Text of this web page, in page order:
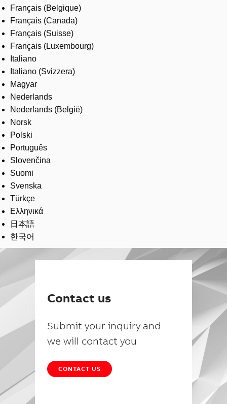
Français (Belgique)
Français (Canada)
Français (Suisse)
Français (Luxembourg)
Italiano
Italiano (Svizzera)
Magyar
Nederlands
Nederlands (België)
Norsk
Polski
Português
Slovenčina
Suomi
Svenska
Türkçe
Ελληνικά
日本語
한국어
Contact us
Submit your inquiry and
we will contact you
CONTACT US